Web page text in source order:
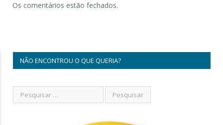
Os comentários estão fechados.
NÃO ENCONTROU O QUE QUERIA?